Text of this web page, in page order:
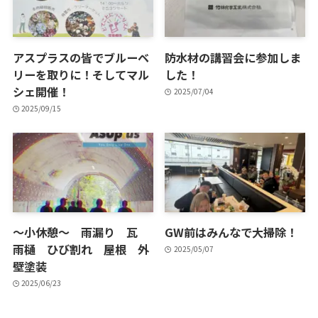
アスプラスの皆でブルーベ
リーを取りに！そしてマル
シェ開催！
2025/09/15
防水材の講習会に参加しま
した！
2025/07/04
～小休憩～ 雨漏り 瓦
雨樋 ひび割れ 屋根 外
壁塗装
2025/06/23
GW前はみんなで大掃除！
2025/05/07